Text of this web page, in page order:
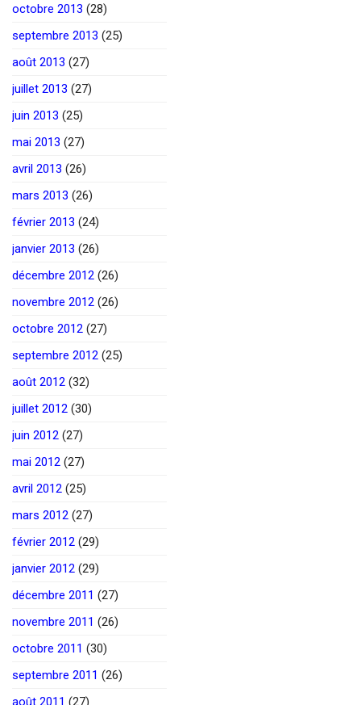
octobre 2013 (28)
septembre 2013 (25)
août 2013 (27)
juillet 2013 (27)
juin 2013 (25)
mai 2013 (27)
avril 2013 (26)
mars 2013 (26)
février 2013 (24)
janvier 2013 (26)
décembre 2012 (26)
novembre 2012 (26)
octobre 2012 (27)
septembre 2012 (25)
août 2012 (32)
juillet 2012 (30)
juin 2012 (27)
mai 2012 (27)
avril 2012 (25)
mars 2012 (27)
février 2012 (29)
janvier 2012 (29)
décembre 2011 (27)
novembre 2011 (26)
octobre 2011 (30)
septembre 2011 (26)
août 2011 (27)